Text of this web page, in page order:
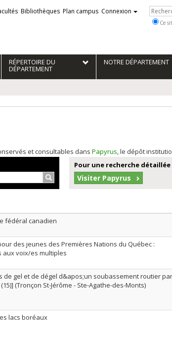
Bibliothèques Plan campus Connexion
Ce
RÉPERTOIRE DU
DÉPARTEMENT
NOTRE DÉPARTEMENT
et consultables dans Papyrus, le dépôt
Rechercher…
Pour une recherche détaillée
Visiter Papyrus
fédéral canadien
des jeunes des Premières Nations du Québec :
voix/es multiples
gel et de dégel d&apos;un soubassement routier par
(Tronçon St-Jérôme - Ste-Agathe-des-Monts)
lacs boréaux